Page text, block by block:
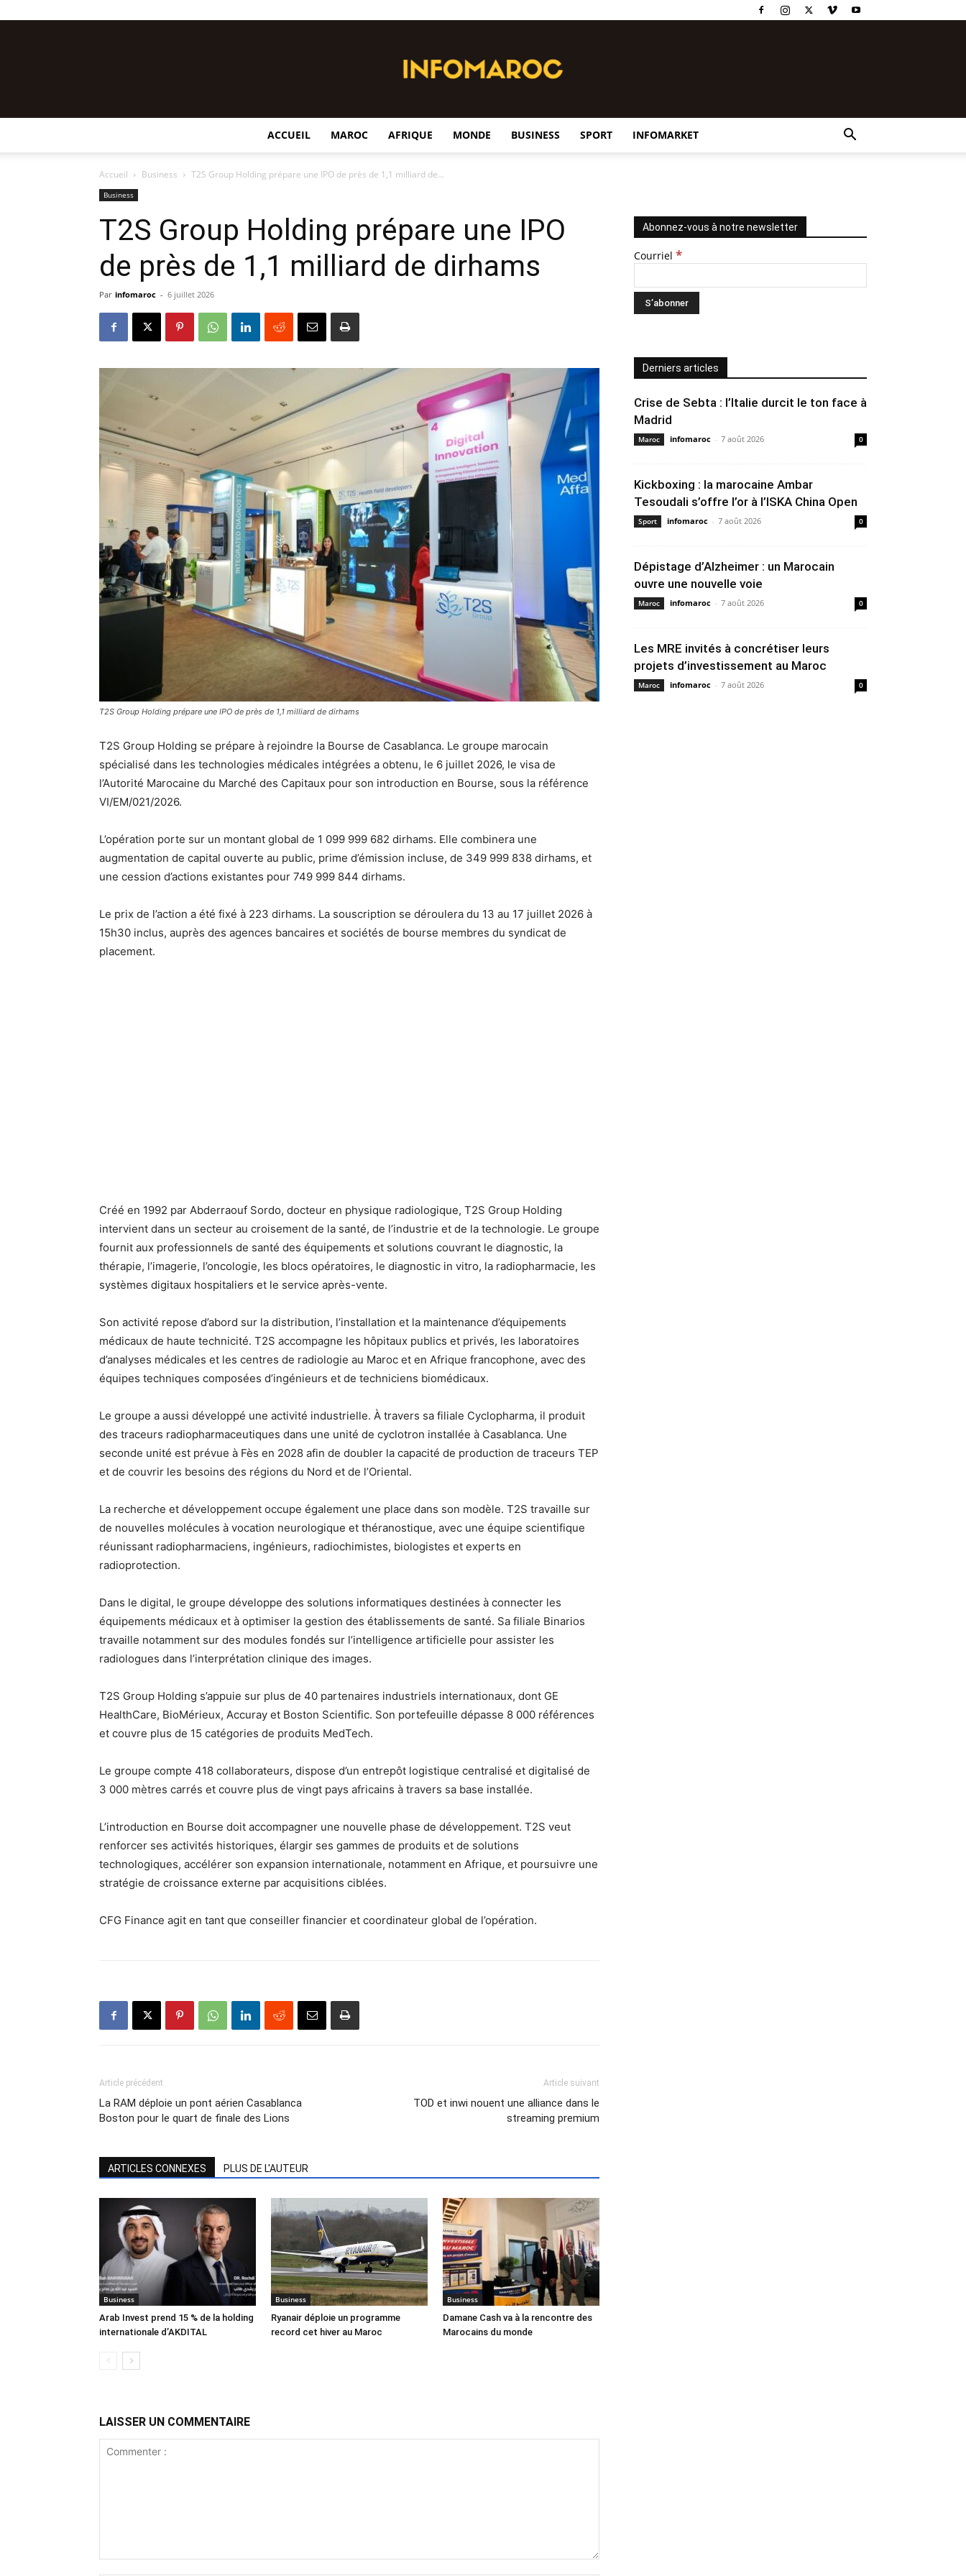
ACCUEIL MAROC AFRIQUE MONDE BUSINESS SPORT INFOMARKET
Accueil Business T2S Group Holding prépare une IPO de près de 1,1 milliard de...
Business
T2S Group Holding prépare une IPO
de près de 1,1 milliard de dirhams
Par infomaroc - 6 juillet 2026
T2S Group Holding prépare une IPO de près de 1,1 milliard de dirhams
T2S Group Holding se prépare à rejoindre la Bourse de Casablanca. Le groupe marocain
spécialisé dans les technologies médicales intégrées a obtenu, le 6 juillet 2026, le visa de
l’Autorité Marocaine du Marché des Capitaux pour son introduction en Bourse, sous la référence
VI/EM/021/2026.
L’opération porte sur un montant global de 1 099 999 682 dirhams. Elle combinera une
augmentation de capital ouverte au public, prime d’émission incluse, de 349 999 838 dirhams, et
une cession d’actions existantes pour 749 999 844 dirhams.
Le prix de l’action a été fixé à 223 dirhams. La souscription se déroulera du 13 au 17 juillet 2026 à
15h30 inclus, auprès des agences bancaires et sociétés de bourse membres du syndicat de
placement.
Créé en 1992 par Abderraouf Sordo, docteur en physique radiologique, T2S Group Holding
intervient dans un secteur au croisement de la santé, de l’industrie et de la technologie. Le groupe
fournit aux professionnels de santé des équipements et solutions couvrant le diagnostic, la
thérapie, l’imagerie, l’oncologie, les blocs opératoires, le diagnostic in vitro, la radiopharmacie, les
systèmes digitaux hospitaliers et le service après-vente.
Son activité repose d’abord sur la distribution, l’installation et la maintenance d’équipements
médicaux de haute technicité. T2S accompagne les hôpitaux publics et privés, les laboratoires
d’analyses médicales et les centres de radiologie au Maroc et en Afrique francophone, avec des
équipes techniques composées d’ingénieurs et de techniciens biomédicaux.
Le groupe a aussi développé une activité industrielle. À travers sa filiale Cyclopharma, il produit
des traceurs radiopharmaceutiques dans une unité de cyclotron installée à Casablanca. Une
seconde unité est prévue à Fès en 2028 afin de doubler la capacité de production de traceurs TEP
et de couvrir les besoins des régions du Nord et de l’Oriental.
La recherche et développement occupe également une place dans son modèle. T2S travaille sur
de nouvelles molécules à vocation neurologique et théranostique, avec une équipe scientifique
réunissant radiopharmaciens, ingénieurs, radiochimistes, biologistes et experts en
radioprotection.
Dans le digital, le groupe développe des solutions informatiques destinées à connecter les
équipements médicaux et à optimiser la gestion des établissements de santé. Sa filiale Binarios
travaille notamment sur des modules fondés sur l’intelligence artificielle pour assister les
radiologues dans l’interprétation clinique des images.
T2S Group Holding s’appuie sur plus de 40 partenaires industriels internationaux, dont GE
HealthCare, BioMérieux, Accuray et Boston Scientific. Son portefeuille dépasse 8 000 références
et couvre plus de 15 catégories de produits MedTech.
Le groupe compte 418 collaborateurs, dispose d’un entrepôt logistique centralisé et digitalisé de
3 000 mètres carrés et couvre plus de vingt pays africains à travers sa base installée.
L’introduction en Bourse doit accompagner une nouvelle phase de développement. T2S veut
renforcer ses activités historiques, élargir ses gammes de produits et de solutions
technologiques, accélérer son expansion internationale, notamment en Afrique, et poursuivre une
stratégie de croissance externe par acquisitions ciblées.
CFG Finance agit en tant que conseiller financier et coordinateur global de l’opération.
Article précédent
La RAM déploie un pont aérien Casablanca
Boston pour le quart de finale des Lions
Article suivant
TOD et inwi nouent une alliance dans le
streaming premium
ARTICLES CONNEXES PLUS DE L'AUTEUR
Business
Arab Invest prend 15 % de la holding
internationale d’AKDITAL
Business
Ryanair déploie un programme
record cet hiver au Maroc
Business
Damane Cash va à la rencontre des
Marocains du monde
LAISSER UN COMMENTAIRE
Abonnez-vous à notre newsletter
Courriel *
Derniers articles
Crise de Sebta : l’Italie durcit le ton face à
Madrid
Maroc infomaroc - 7 août 2026 0
Kickboxing : la marocaine Ambar
Tesoudali s’offre l’or à l’ISKA China Open
Sport infomaroc - 7 août 2026 0
Dépistage d’Alzheimer : un Marocain
ouvre une nouvelle voie
Maroc infomaroc - 7 août 2026 0
Les MRE invités à concrétiser leurs
projets d’investissement au Maroc
Maroc infomaroc - 7 août 2026 0